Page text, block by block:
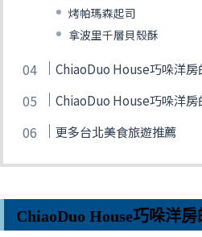
烤帕瑪森起司
拿波里千層貝殼酥
ChiaoDuo House巧哚洋房
ChiaoDuo House巧哚洋房
更多台北美食旅遊推薦
ChiaoDuo House巧哚洋